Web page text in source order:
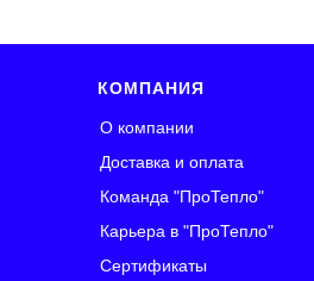
КОМПАНИЯ
О компании
Доставка и оплата
Команда "ПроТепло"
Карьера в "ПроТепло"
Сертификаты